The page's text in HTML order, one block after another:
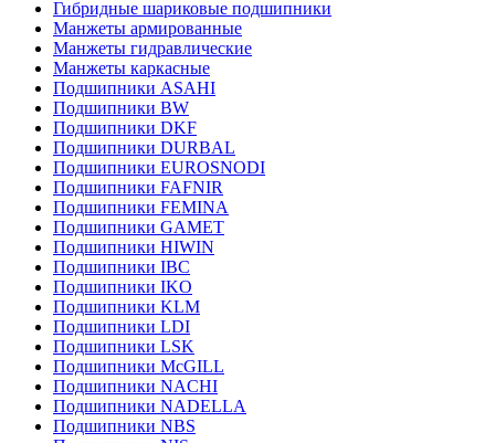
Гибридные шариковые подшипники
Манжеты армированные
Манжеты гидравлические
Манжеты каркасные
Подшипники ASAHI
Подшипники BW
Подшипники DKF
Подшипники DURBAL
Подшипники EUROSNODI
Подшипники FAFNIR
Подшипники FEMINA
Подшипники GAMET
Подшипники HIWIN
Подшипники IBC
Подшипники IKO
Подшипники KLM
Подшипники LDI
Подшипники LSK
Подшипники McGILL
Подшипники NACHI
Подшипники NADELLA
Подшипники NBS